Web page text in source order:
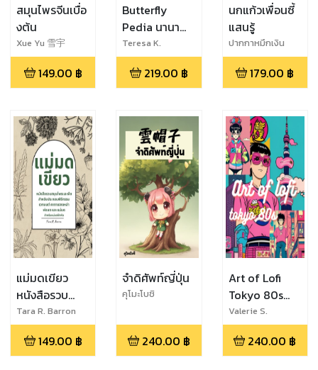
สมุนไพรจีนเบื่อ
งต้น
Xue Yu 雪宇
149.00 ฿
Butterfly
Pedia นานา
พันธุ์ผีเสื้อ
Teresa K.
Johnson
219.00 ฿
นกแก้วเพื่อนซี้
แสนรู้
ปากกาหมึกเงิน
179.00 ฿
แม่มดเขียว
หนังสือรวบ
สมุนไพรและพืช
สำหรับประกอบ
พิธีกรรมเวท
Tara R. Barron
149.00 ฿
จำดิศัพท์ญี่ปุ่น
คุโมะโบชิ
240.00 ฿
Art of Lofi
Tokyo 80s
อารท์บุ๊คโลไฟ
โตเกียวสไตล์
80s
Valerie S.
Brockman
240.00 ฿